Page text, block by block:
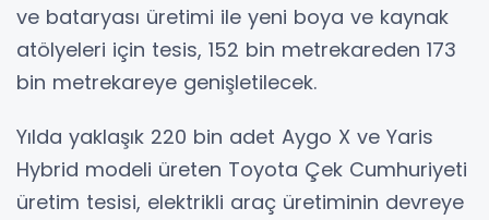
ve bataryası üretimi ile yeni boya ve kaynak
atölyeleri için tesis, 152 bin metrekareden 173
bin metrekareye genişletilecek.
Yılda yaklaşık 220 bin adet Aygo X ve Yaris
Hybrid modeli üreten Toyota Çek Cumhuriyeti
üretim tesisi, elektrikli araç üretiminin devreye